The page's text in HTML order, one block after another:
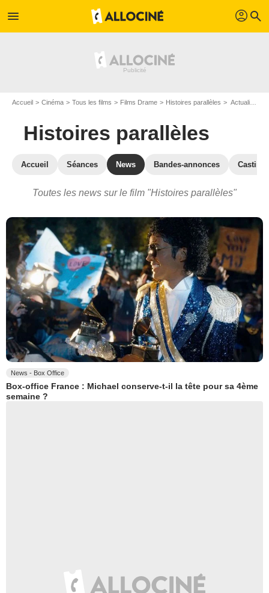
menu profil search
Accueil Cinéma Tous les films Films Drame Histoires parallèles Actualités Histoires parallèles
Histoires parallèles
Accueil Séances News Bandes-annonces Casting
Toutes les news sur le film "Histoires parallèles"
News - Box Office
Box-office France : Michael conserve-t-il la tête pour sa 4ème
semaine ?